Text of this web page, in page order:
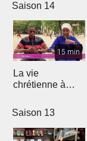
Saison 14
15 min
La vie
chrétienne à
Saison 13